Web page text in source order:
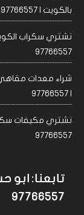
بالكويت | 97766557
نشتري سكراب
97766557
شراء معدات
| 97766557
نشتري مكيفات
97766557
تابعنا:
97766557